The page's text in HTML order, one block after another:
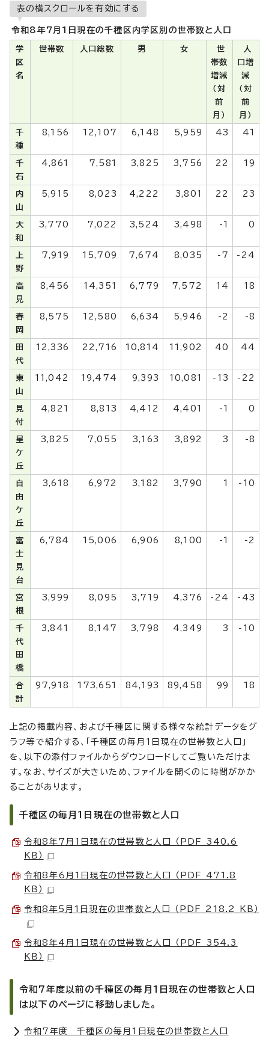
表の横スクロールを有効にする
令和8年7月1日現在の千種区内学区別の世帯数と人口
学
区
名
世帯数 人口総数 男 女
世
帯数
増減
（対
前
月）
人
口増
減
（対
前
月）
千
種
8,156 12,107 6,148 5,959 43 41
千
石
4,861 7,581 3,825 3,756 22 19
内
山
5,915 8,023 4,222 3,801 22 23
大
和
3,770 7,022 3,524 3,498 -1 0
上
野
7,919 15,709 7,674 8,035 -7 -24
高
見
8,456 14,351 6,779 7,572 14 18
春
岡
8,575 12,580 6,634 5,946 -2 -8
田
代
12,336 22,716 10,814 11,902 40 44
東
山
11,042 19,474 9,393 10,081 -13 -22
見
付
4,821 8,813 4,412 4,401 -1 0
星
ケ
丘
3,825 7,055 3,163 3,892 3 -8
自
由
ケ
丘
3,618 6,972 3,182 3,790 1 -10
富
士
見
台
6,784 15,006 6,906 8,100 -1 -2
宮
根
3,999 8,095 3,719 4,376 -24 -43
千
代
田
橋
3,841 8,147 3,798 4,349 3 -10
合
計
97,918 173,651 84,193 89,458 99 18
上記の掲載内容、および千種区に関する様々な統計データをグ
ラフ等で紹介する、「千種区の毎月1日現在の世帯数と人口」
を、以下の添付ファイルからダウンロードしてご覧いただけま
す。なお、サイズが大きいため、ファイルを開くのに時間がかか
ることがあります。
千種区の毎月1日現在の世帯数と人口
令和8年7月1日現在の世帯数と人口 （PDF 340.6
KB）
令和8年6月1日現在の世帯数と人口 （PDF 471.8
KB）
令和8年5月1日現在の世帯数と人口 （PDF 218.2 KB）
令和8年4月1日現在の世帯数と人口 （PDF 354.3
KB）
令和7年度以前の千種区の毎月1日現在の世帯数と人口
は以下のページに移動しました。
令和7年度 千種区の毎月1日現在の世帯数と人口